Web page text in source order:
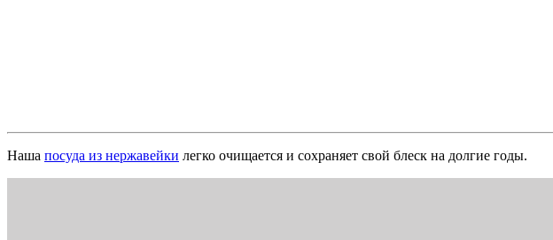
Наша посуда из нержавейки легко очищается и сохраняет свой блеск на долгие годы.